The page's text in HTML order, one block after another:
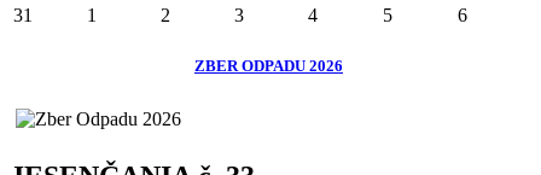
31
1 2 3 4 5 6
ZBER ODPADU 2026